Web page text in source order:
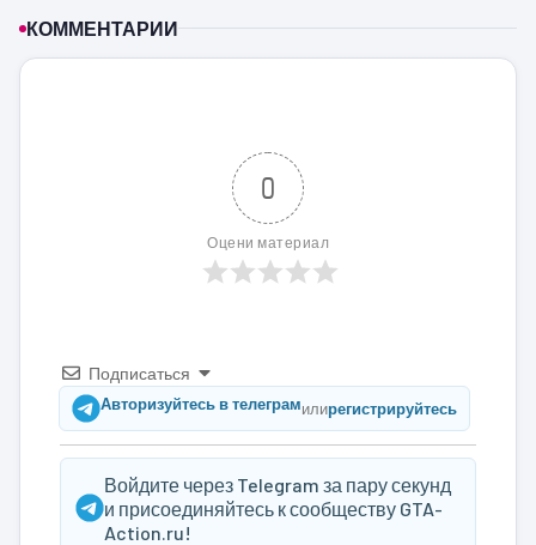
КОММЕНТАРИИ
0
Оцени материал
Подписаться
Авторизуйтесь в телеграмилирегистрируйтесь
Войдите через Telegram за пару секунд
и присоединяйтесь к сообществу GTA-
Action.ru!